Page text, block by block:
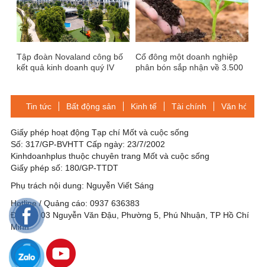
Tập đoàn Novaland công bố
kết quả kinh doanh quý IV
Cổ đông một doanh nghiệp
phân bón sắp nhận về 3.500
Tin tức Bất động sản Kinh tế Tài chính Văn hóa-
Giấy phép hoạt động Tạp chí Mốt và cuộc sống
Số: 317/GP-BVHTT Cấp ngày: 23/7/2002
Kinhdoanhplus thuộc chuyên trang Mốt và cuộc sống
Giấy phép số: 180/GP-TTDT
Phụ trách nội dung: Nguyễn Viết Sáng
Hotline / Quảng cáo: 0937 636383
Địa chỉ: 03 Nguyễn Văn Đậu, Phường 5, Phú Nhuận, TP Hồ Chí
Minh